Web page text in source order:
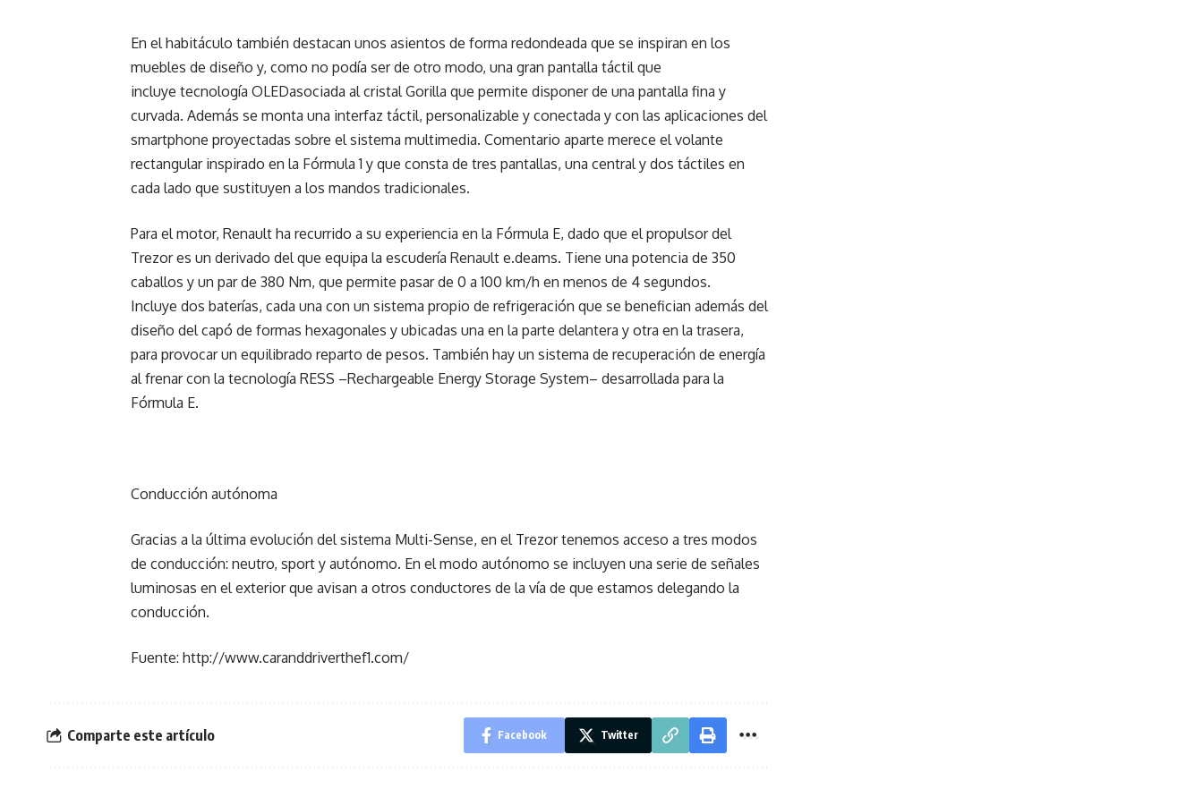
En el habitáculo también destacan unos asientos de forma redondeada que se inspiran en los
muebles de diseño y, como no podía ser de otro modo, una gran pantalla táctil que
incluye tecnología OLEDasociada al cristal Gorilla que permite disponer de una pantalla fina y
curvada. Además se monta una interfaz táctil, personalizable y conectada y con las aplicaciones del
smartphone proyectadas sobre el sistema multimedia. Comentario aparte merece el volante
rectangular inspirado en la Fórmula 1 y que consta de tres pantallas, una central y dos táctiles en
cada lado que sustituyen a los mandos tradicionales.
Para el motor, Renault ha recurrido a su experiencia en la Fórmula E, dado que el propulsor del
Trezor es un derivado del que equipa la escudería Renault e.deams. Tiene una potencia de 350
caballos y un par de 380 Nm, que permite pasar de 0 a 100 km/h en menos de 4 segundos.
Incluye dos baterías, cada una con un sistema propio de refrigeración que se benefician además del
diseño del capó de formas hexagonales y ubicadas una en la parte delantera y otra en la trasera,
para provocar un equilibrado reparto de pesos. También hay un sistema de recuperación de energía
al frenar con la tecnología RESS –Rechargeable Energy Storage System– desarrollada para la
Fórmula E.
Conducción autónoma
Gracias a la última evolución del sistema Multi-Sense, en el Trezor tenemos acceso a tres modos
de conducción: neutro, sport y autónomo. En el modo autónomo se incluyen una serie de señales
luminosas en el exterior que avisan a otros conductores de la vía de que estamos delegando la
conducción.
Fuente: http://www.caranddriverthef1.com/
Comparte este artículo Facebook Twitter